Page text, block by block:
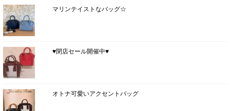
マリンテイストなバッグ☆
♥閉店セール開催中♥
オトナ可愛いアクセントバッグ